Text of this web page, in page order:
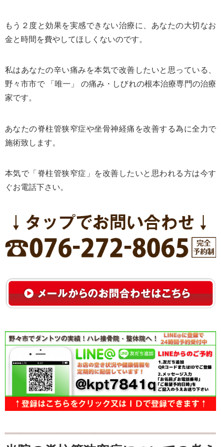
もう２度と効果を実感できない治療に、あなたの大切なお
金と時間を費やしてほしくないのです。
私はあなたの辛い痛みを本気で改善したいと思っている、
野々市市で 「唯一」 の痛み・しびれの根本治療専門の治療
家です。
あなたの脊柱管狭窄症や坐骨神経痛を改善する為に全力で
施術致します。
本気で「脊柱管狭窄症」を改善したいと思われる方は今す
ぐお電話下さい。